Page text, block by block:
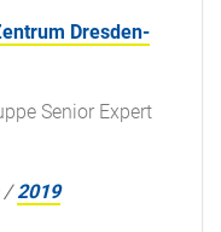
Dresden-
Senior Expert
/2019